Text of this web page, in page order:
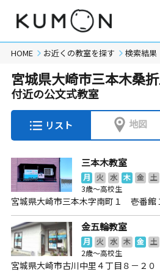
HOME お近くの教室を探す 検索結果
宮城県大崎市三本木桑
付近の公文式教室
リスト 地図
三本木教室
月 火 水 木 金 土
3歳～高校生
宮城県大崎市三本木字南町１ 壱番館
金五輪教室
月 火 水 木 金 土
2歳～高校生
宮城県大崎市古川中里４丁目８－２